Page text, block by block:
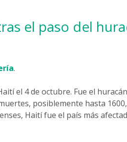
el paso del
.
el 4 de octubre. Fue el
posiblemente hasta
Haití fue el país más